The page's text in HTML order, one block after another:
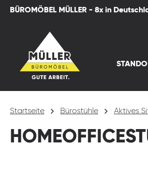
Zur Hauptnavigation springen
BÜROMÖBEL MÜLLER - 8x in
Startseite Bürostühle Aktives